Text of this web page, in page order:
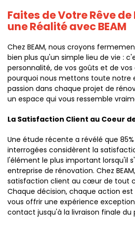
Faites de Votre Rêve
une Réalité avec BEAM
Chez BEAM, nous croyons
bien plus qu'un simple lieu de vie :
personnalité, de vos goûts et de vos
pourquoi nous mettons toute notre
passion dans chaque projet de
un espace qui vous ressemble
La Satisfaction Client au Coeur
Une étude récente a révélé que
interrogées considèrent la
l'élément le plus important lorsqu'il
entreprise de rénovation. Chez
satisfaction client au cœur de tout
Chaque décision, chaque action est
vous offrir une expérience
contact jusqu'à la livraison finale du